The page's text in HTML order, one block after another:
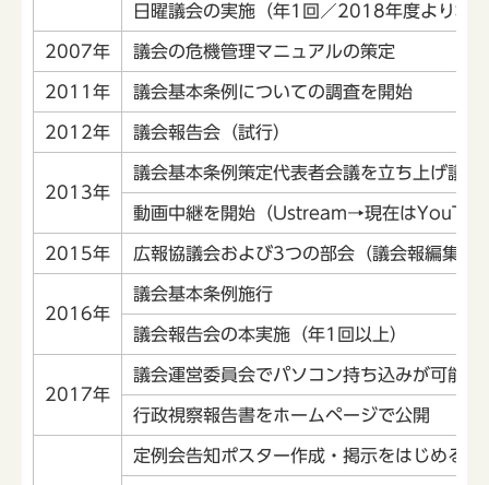
日曜議会の実施（年1回／2018年度より本
2007年 議会の危機管理マニュアルの策定
2011年 議会基本条例についての調査を開始
2012年 議会報告会（試行）
2013年
議会基本条例策定代表者会議を立ち上げ議論
動画中継を開始（Ustream→現在は
2015年 広報協議会および3つの部会（議会報編集部
2016年
議会基本条例施行
議会報告会の本実施（年1回以上）
2017年
議会運営委員会でパソコン持ち込みが可能と
行政視察報告書をホームページで公開
定例会告知ポスター作成・掲示をはじめる